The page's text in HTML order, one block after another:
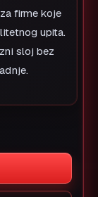
firme koje
upita.
sloj bez